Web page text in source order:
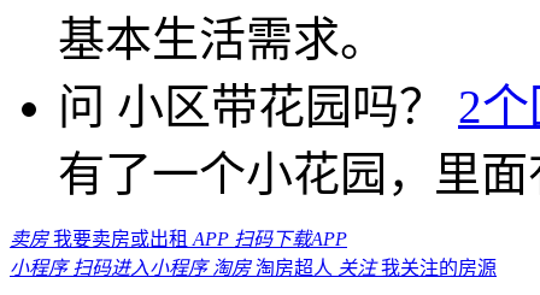
基本生活需求。
问 小区带花园吗？
2
有了一个小花园，里
卖房 我要卖房或出租 APP 扫码下载APP
小程序 扫码进入小程序 淘房 淘房超人 关注 我关注的房源